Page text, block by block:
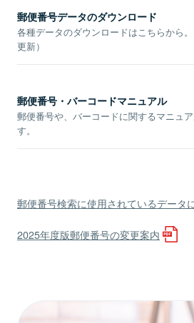
郵便番号データのダウンロード
各種データのダウンロードはこちらから
更新）
郵便番号・バーコードマニュアル
郵便番号や、バーコードに関するマニュ
す。
郵便番号検索に使用されているデータ
2025年度版郵便番号の変更案内